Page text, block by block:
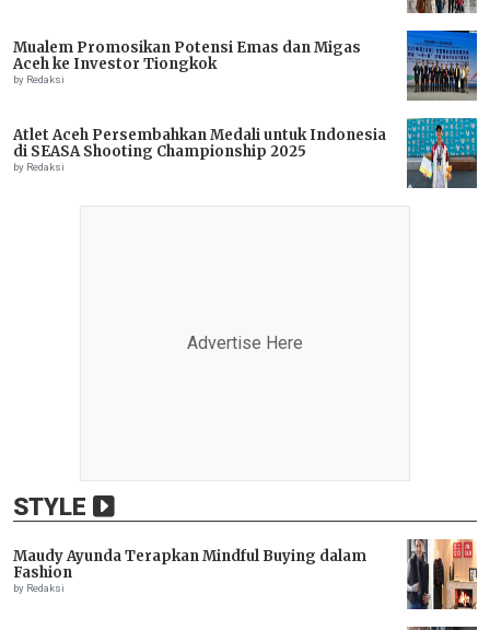
Mualem Promosikan Potensi Emas dan Migas
Aceh ke Investor Tiongkok
by Redaksi
Atlet Aceh Persembahkan Medali untuk Indonesia
di SEASA Shooting Championship 2025
by Redaksi
Advertise Here
STYLE
Maudy Ayunda Terapkan Mindful Buying dalam
Fashion
by Redaksi